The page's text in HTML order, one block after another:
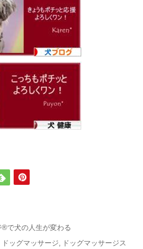
で犬の人生が変わる
ドッグマッサージ, ドッグマッサージス